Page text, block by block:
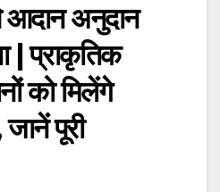
आदान अनुदान
| प्राकृतिक
को मिलेंगे
पूरी